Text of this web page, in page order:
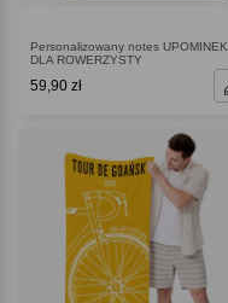
Personalizowany notes UPOMINEK
DLA ROWERZYSTY
59,90 zł